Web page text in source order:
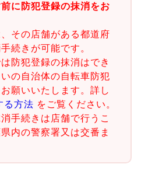
に防犯登録の抹消をお
その店舗がある都道府
続きが可能です。
防犯登録の抹消はでき
の自治体の自転車防犯
願いいたします。詳し
る方法 をご覧ください。
手続きは店舗で行うこ
内の警察署又は交番ま